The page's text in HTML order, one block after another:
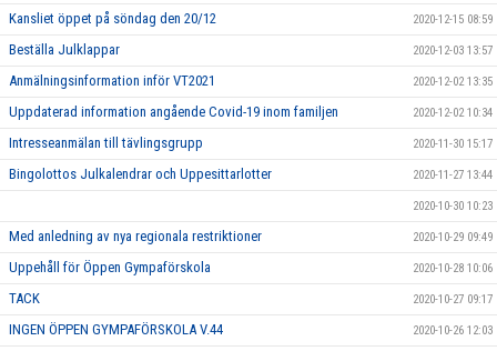
Kansliet öppet på söndag den 20/12 2020-12-15 08:59
Beställa Julklappar 2020-12-03 13:57
Anmälningsinformation inför VT2021 2020-12-02 13:35
Uppdaterad information angående Covid-19 inom familjen 2020-12-02 10:34
Intresseanmälan till tävlingsgrupp 2020-11-30 15:17
Bingolottos Julkalendrar och Uppesittarlotter 2020-11-27 13:44
2020-10-30 10:23
Med anledning av nya regionala restriktioner 2020-10-29 09:49
Uppehåll för Öppen Gympaförskola 2020-10-28 10:06
TACK 2020-10-27 09:17
INGEN ÖPPEN GYMPAFÖRSKOLA V.44 2020-10-26 12:03